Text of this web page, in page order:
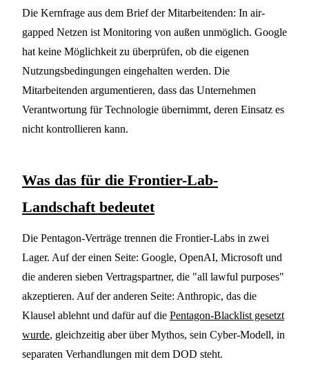
Die Kernfrage aus dem Brief der Mitarbeitenden: In air-
gapped Netzen ist Monitoring von außen unmöglich. Google
hat keine Möglichkeit zu überprüfen, ob die eigenen
Nutzungsbedingungen eingehalten werden. Die
Mitarbeitenden argumentieren, dass das Unternehmen
Verantwortung für Technologie übernimmt, deren Einsatz es
nicht kontrollieren kann.
Was das für die Frontier-Lab-
Landschaft bedeutet
Die Pentagon-Verträge trennen die Frontier-Labs in zwei
Lager. Auf der einen Seite: Google, OpenAI, Microsoft und
die anderen sieben Vertragspartner, die "all lawful purposes"
akzeptieren. Auf der anderen Seite: Anthropic, das die
Klausel ablehnt und dafür auf die Pentagon-Blacklist gesetzt
wurde, gleichzeitig aber über Mythos, sein Cyber-Modell, in
separaten Verhandlungen mit dem DOD steht.